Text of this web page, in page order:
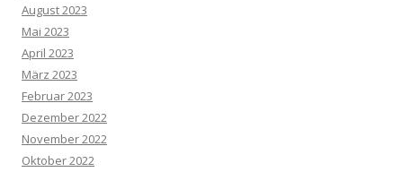
August 2023
Mai 2023
April 2023
März 2023
Februar 2023
Dezember 2022
November 2022
Oktober 2022